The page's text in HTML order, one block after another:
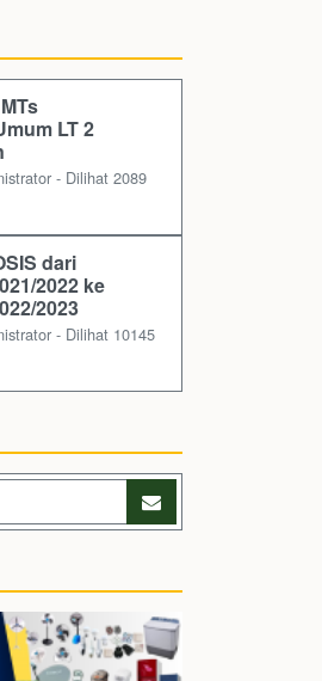
LT 2
- Dilihat 2089
dari
2022 ke
2023
- Dilihat 10145